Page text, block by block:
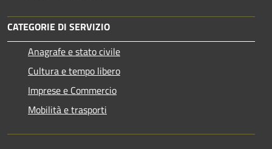
CATEGORIE DI SERVIZIO
Anagrafe e stato civile
Cultura e tempo libero
Imprese e Commercio
Mobilità e trasporti